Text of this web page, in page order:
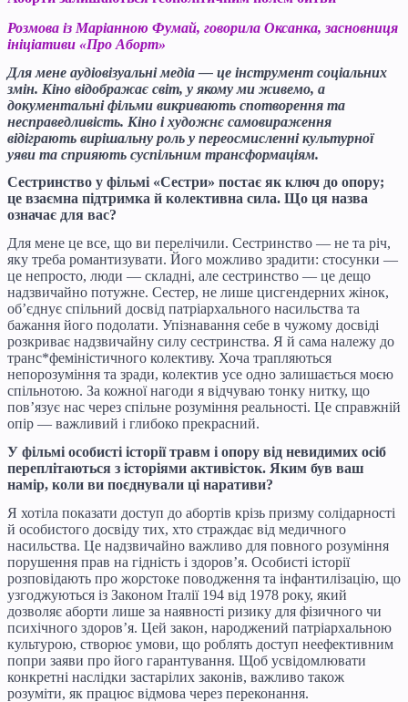
Розмова із Маріанною Фумай, говорила Оксанка, засновниця
ініціативи «Про Аборт»
Для мене аудіовізуальні медіа — це інструмент соціальних
змін. Кіно відображає світ, у якому ми живемо, а
документальні фільми викривають спотворення та
несправедливість. Кіно і художнє самовираження
відіграють вирішальну роль у переосмисленні культурної
уяви та сприяють суспільним трансформаціям.
Сестринство у фільмі «Сестри» постає як ключ до опору;
це взаємна підтримка й колективна сила. Що ця назва
означає для вас?
Для мене це все, що ви перелічили. Сестринство — не та річ,
яку треба романтизувати. Його можливо зрадити: стосунки —
це непросто, люди — складні, але сестринство — це дещо
надзвичайно потужне. Сестер, не лише цисгендерних жінок,
об’єднує спільний досвід патріархального насильства та
бажання його подолати. Упізнавання себе в чужому досвіді
розкриває надзвичайну силу сестринства. Я й сама належу до
транс*феміністичного колективу. Хоча трапляються
непорозуміння та зради, колектив усе одно залишається моєю
спільнотою. За кожної нагоди я відчуваю тонку нитку, що
пов’язує нас через спільне розуміння реальності. Це справжній
опір — важливий і глибоко прекрасний.
У фільмі особисті історії травм і опору від невидимих осіб
переплітаються з історіями активісток. Яким був ваш
намір, коли ви поєднували ці наративи?
Я хотіла показати доступ до абортів крізь призму солідарності
й особистого досвіду тих, хто страждає від медичного
насильства. Це надзвичайно важливо для повного розуміння
порушення прав на гідність і здоров’я. Особисті історії
розповідають про жорстоке поводження та інфантилізацію, що
узгоджуються із Законом Італії 194 від 1978 року, який
дозволяє аборти лише за наявності ризику для фізичного чи
психічного здоров’я. Цей закон, народжений патріархальною
культурою, створює умови, що роблять доступ неефективним
попри заяви про його гарантування. Щоб усвідомлювати
конкретні наслідки застарілих законів, важливо також
розуміти, як працює відмова через переконання.